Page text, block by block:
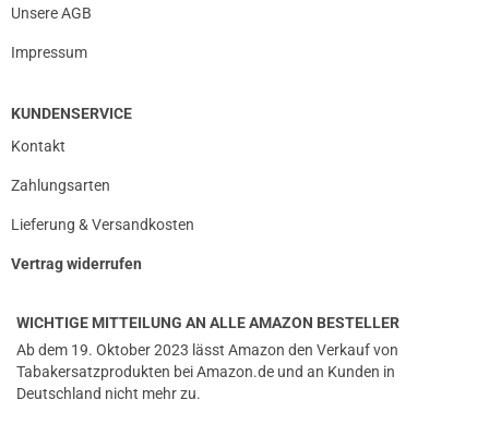
Unsere AGB
Impressum
KUNDENSERVICE
Kontakt
Zahlungsarten
Lieferung & Versandkosten
Vertrag widerrufen
WICHTIGE MITTEILUNG AN ALLE AMAZON BESTELLER
Ab dem 19. Oktober 2023 lässt Amazon den Verkauf von
Tabakersatzprodukten bei Amazon.de und an Kunden in
Deutschland nicht mehr zu.